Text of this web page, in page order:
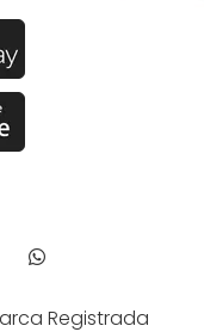
Registrada